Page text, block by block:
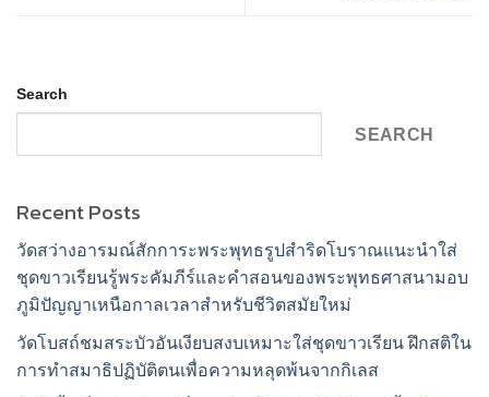
Search
SEARCH
Recent Posts
วัดสว่างอารมณ์สักการะพระพุทธรูปสำริดโบราณแนะนำใส่
ชุดขาวเรียนรู้พระคัมภีร์และคำสอนของพระพุทธศาสนามอบ
ภูมิปัญญาเหนือกาลเวลาสำหรับชีวิตสมัยใหม่
วัดโบสถ์ชมสระบัวอันเงียบสงบเหมาะใส่ชุดขาวเรียน ฝึกสติใน
การทำสมาธิปฏิบัติตนเพื่อความหลุดพ้นจากกิเลส